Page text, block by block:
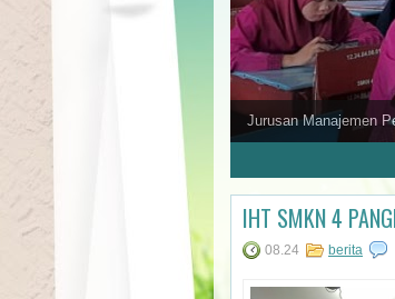
Jurusan Manajemen
IHT SMKN 4
08.24 berita